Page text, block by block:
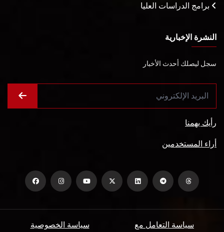
برامج الدراسات العليا
النشرة الإخبارية
سجل ليصلك أحدث الأخبار
رأيك يهمنا
أراء المستخدمين
سياسة الخصوصية سياسة التعامل مع